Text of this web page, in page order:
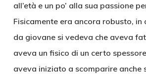
all’età e un po’ alla sua passione
Fisicamente era ancora robusto, in
da giovane si vedeva che aveva
aveva un fisico di un certo
aveva iniziato a scomparire anche